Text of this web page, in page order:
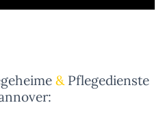
&Pflegedienste